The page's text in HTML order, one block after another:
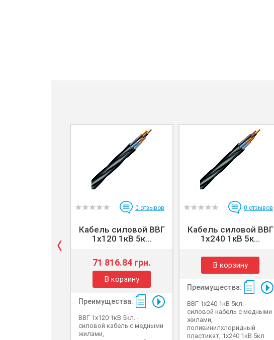
0 отзывов
Кабель силовой ВВГ
1x120 1кВ 5к...
71 816.84 грн.
В корзину
Преимущества:
ВВГ 1x120 1кВ 5кл. -
силовой кабель с медными
жилами,
0 отзывов
Кабель силовой ВВГ
1x240 1кВ 5к...
В корзину
Преимущества:
ВВГ 1x240 1кВ 5кл. -
силовой кабель с медными
жилами,
поливинилхлоридный
пластикат, 1x240 1кВ 5кл